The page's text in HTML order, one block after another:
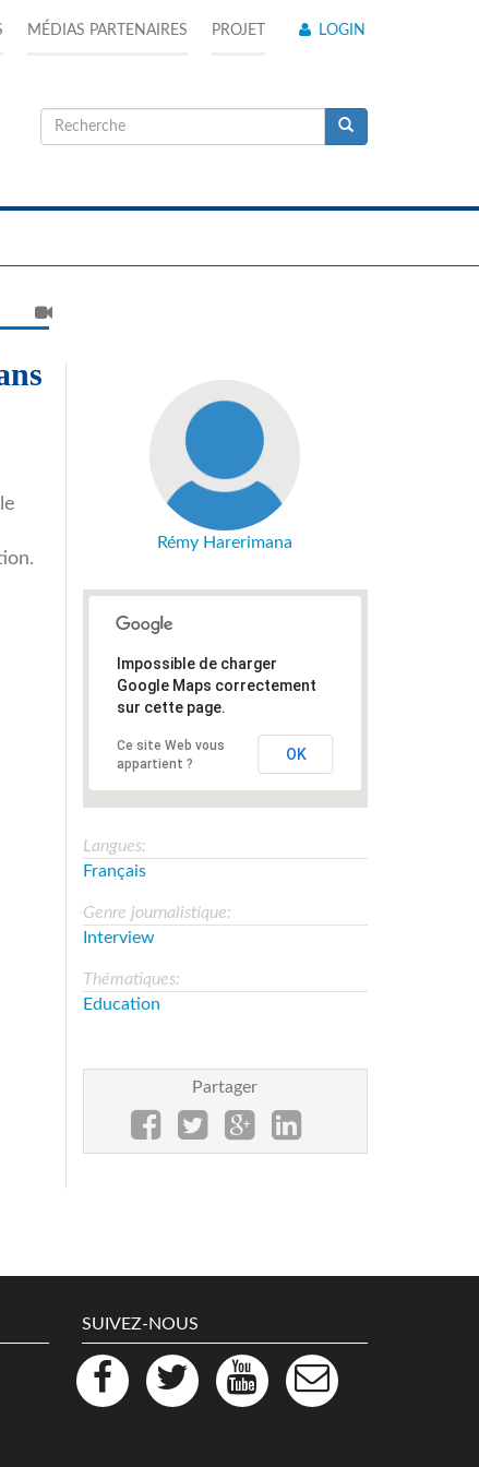
MÉDIAS PARTENAIRES PROJET LOGIN
Formulaire
recherche
Rémy Harerimana
Impossible de charger
Google Maps correctement
sur cette page.
Ce site Web vous
appartient ?
OK
Langues:
Français
Genre journalistique:
Interview
Thématiques:
Education
Partager
SUIVEZ-NOUS